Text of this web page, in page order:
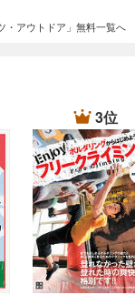
・アウトドア」無料一覧へ
3位